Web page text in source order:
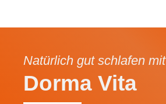
Natürlich gut schlafen mit
Dorma Vita